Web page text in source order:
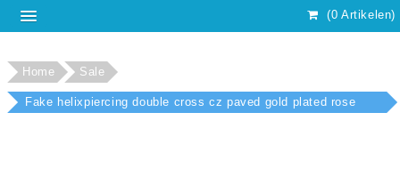
(0 Artikelen)
Home Sale
Fake helixpiercing double cross cz paved gold plated rose